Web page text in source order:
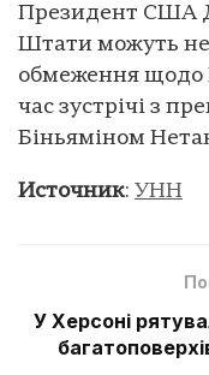
Президент США
Штати можуть
обмеження щодо
час зустрічі з
Біньяміном
Источник: УНН
У Херсоні